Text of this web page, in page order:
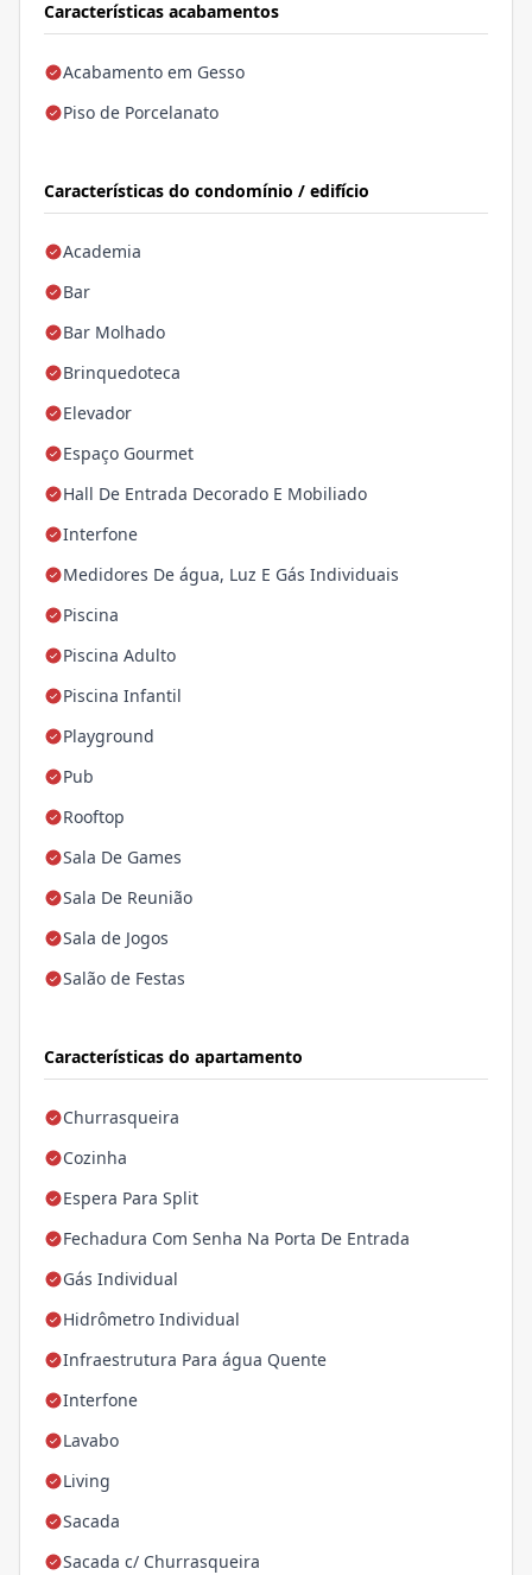
Características acabamentos
Acabamento em Gesso
Piso de Porcelanato
Características do condomínio / edifício
Academia
Bar
Bar Molhado
Brinquedoteca
Elevador
Espaço Gourmet
Hall De Entrada Decorado E Mobiliado
Interfone
Medidores De água, Luz E Gás Individuais
Piscina
Piscina Adulto
Piscina Infantil
Playground
Pub
Rooftop
Sala De Games
Sala De Reunião
Sala de Jogos
Salão de Festas
Características do apartamento
Churrasqueira
Cozinha
Espera Para Split
Fechadura Com Senha Na Porta De Entrada
Gás Individual
Hidrômetro Individual
Infraestrutura Para água Quente
Interfone
Lavabo
Living
Sacada
Sacada c/ Churrasqueira